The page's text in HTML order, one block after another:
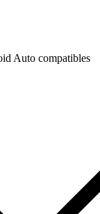
Auto compatibles